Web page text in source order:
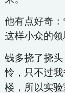
他有点好奇：
这样小众的
钱多挠了挠
怜，只不过
楼，所以实